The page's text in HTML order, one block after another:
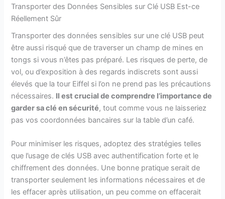
Transporter des Données Sensibles sur Clé USB Est-ce
Réellement Sûr
Transporter des données sensibles sur une clé USB peut
être aussi risqué que de traverser un champ de mines en
tongs si vous n’êtes pas préparé. Les risques de perte, de
vol, ou d’exposition à des regards indiscrets sont aussi
élevés que la tour Eiffel si l’on ne prend pas les précautions
nécessaires. Il est crucial de comprendre l’importance de
garder sa clé en sécurité, tout comme vous ne laisseriez
pas vos coordonnées bancaires sur la table d’un café.
Pour minimiser les risques, adoptez des stratégies telles
que l’usage de clés USB avec authentification forte et le
chiffrement des données. Une bonne pratique serait de
transporter seulement les informations nécessaires et de
les effacer après utilisation, un peu comme on effacerait